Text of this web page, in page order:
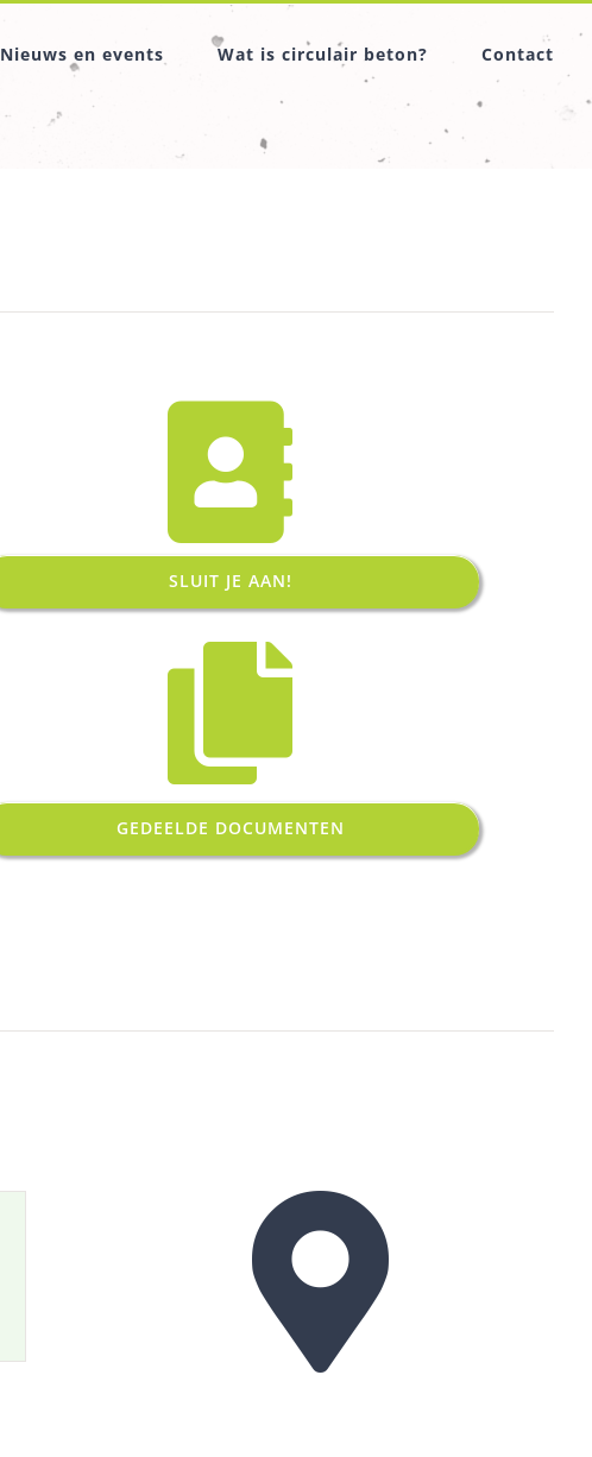
Nieuws en events Wat is circulair beton? Contact
SLUIT JE AAN!
GEDEELDE DOCUMENTEN